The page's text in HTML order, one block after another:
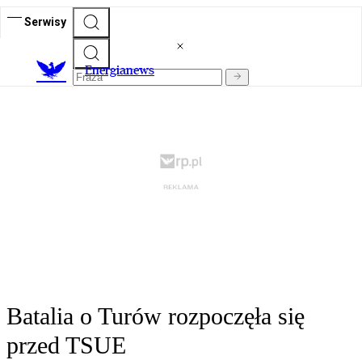
Serwisy
Energianews
Batalia o Turów rozpoczęła się
przed TSUE